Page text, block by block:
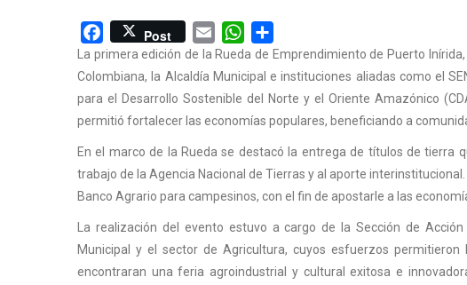
Facebook
Post Email WhatsApp
La primera edición de la Rueda de Emprendimiento de Puerto
Colombiana, la Alcaldía Municipal e instituciones aliadas como el
para el Desarrollo Sostenible del Norte y el Oriente Amazónico
permitió fortalecer las economías populares, beneficiando a
En el marco de la Rueda se destacó la entrega de títulos de tierra
trabajo de la Agencia Nacional de Tierras y al aporte
Banco Agrario para campesinos, con el fin de apostarle a las
La realización del evento estuvo a cargo de la Sección de
Municipal y el sector de Agricultura, cuyos esfuerzos
encontraran una feria agroindustrial y cultural exitosa e